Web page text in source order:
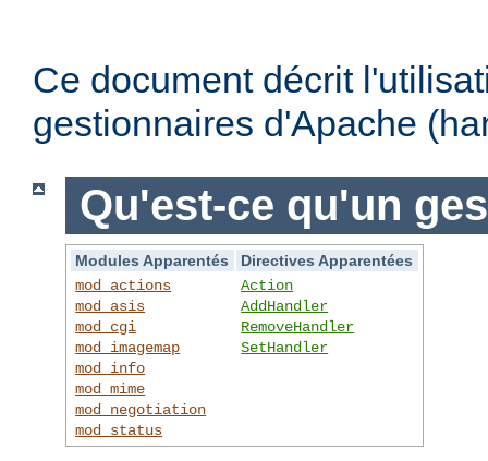
Ce document décrit
gestionnaires d'Apache
Qu'est-ce qu'un
Modules Apparentés
Directives Apparentées
mod_actions
mod_asis
mod_cgi
mod_imagemap
mod_info
mod_mime
mod_negotiation
mod_status
Action
AddHandler
RemoveHandler
SetHandler